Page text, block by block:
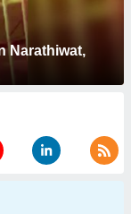
Narathiwat,